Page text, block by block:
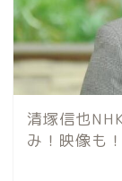
清塚信也
み！映像も